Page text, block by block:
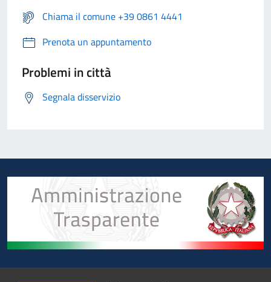
Chiama il comune +39 0861 4441
Prenota un appuntamento
Problemi in città
Segnala disservizio